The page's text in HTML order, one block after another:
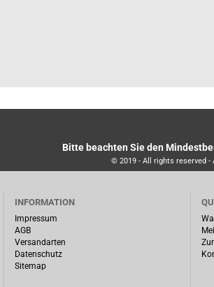
Bitte beachten Sie den
© 2019 - All rights reserved -
INFORMATION
Impressum
AGB
Versandarten
Datenschutz
Sitemap